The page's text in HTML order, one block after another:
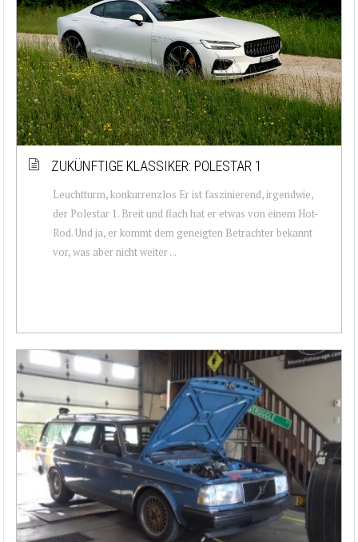
ZUKÜNFTIGE KLASSIKER: POLESTAR 1
Leuchtturm, konkurrenzlos Er ist faszinierend, irgendwie,
der Polestar 1. Breit und flach hat er etwas von einem Hot-
Rod. Und ja, er kommt dem geneigten Betrachter bekannt
vor, was aber nicht weiter ...